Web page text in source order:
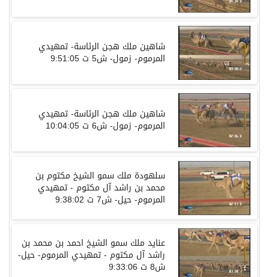
شاهين ملك هجن الرئاسة- تمهيدي
المرموم- زمول- ش5 ت 9:51:05
شاهين ملك هجن الرئاسة- تمهيدي
المرموم- زمول- ش6 ت 10:04:05
سلهودة ملك سمو الشيخ مكتوم بن
محمد بن راشد آل مكتوم - تمهيدي
المرموم- حيل- ش7 ت 9:38:02
عنايد ملك سمو الشيخ احمد بن محمد بن
راشد آل مكتوم - تمهيدي المرموم- حيل-
ش8 ت 9:33:06